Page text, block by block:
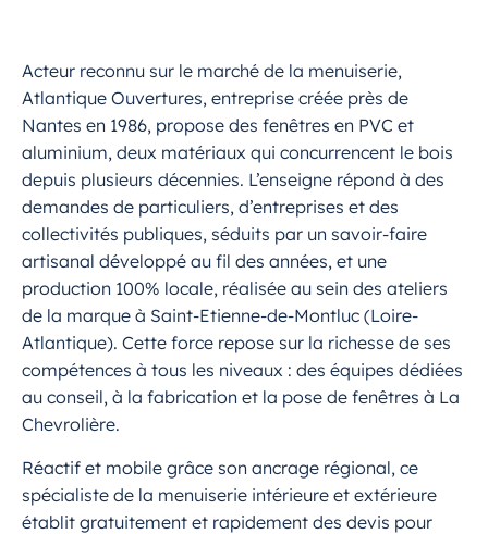
Acteur reconnu sur le marché de la menuiserie,
Atlantique Ouvertures, entreprise créée près de
Nantes en 1986, propose des fenêtres en PVC et
aluminium, deux matériaux qui concurrencent le bois
depuis plusieurs décennies. L’enseigne répond à des
demandes de particuliers, d’entreprises et des
collectivités publiques, séduits par un savoir-faire
artisanal développé au fil des années, et une
production 100% locale, réalisée au sein des ateliers
de la marque à Saint-Etienne-de-Montluc (Loire-
Atlantique). Cette force repose sur la richesse de ses
compétences à tous les niveaux : des équipes dédiées
au conseil, à la fabrication et la pose de fenêtres à La
Chevrolière.
Réactif et mobile grâce son ancrage régional, ce
spécialiste de la menuiserie intérieure et extérieure
établit gratuitement et rapidement des devis pour